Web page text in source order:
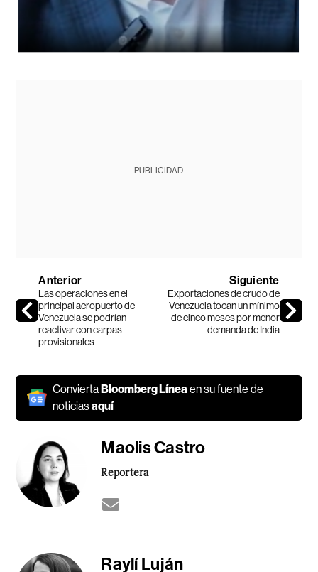
PUBLICIDAD
Anterior
Las operaciones en el
principal aeropuerto de
Venezuela se podrían
reactivar con carpas
provisionales
Siguiente
Exportaciones de crudo de
Venezuela tocan un mínimo
de cinco meses por menor
demanda de India
ConviertaBloomberg Línea en su fuente de
noticiasaquí
Maolis Castro
Reportera
Raylí Luján